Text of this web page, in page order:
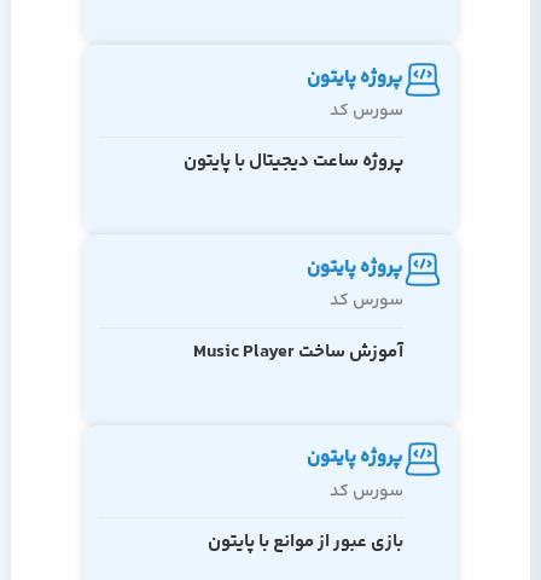
پروژه پایتون
سورس کد
پروژه ساعت دیجیتال با پایتون
پروژه پایتون
سورس کد
آموزش ساخت Music Player
پروژه پایتون
سورس کد
بازی عبور از موانع با پایتون